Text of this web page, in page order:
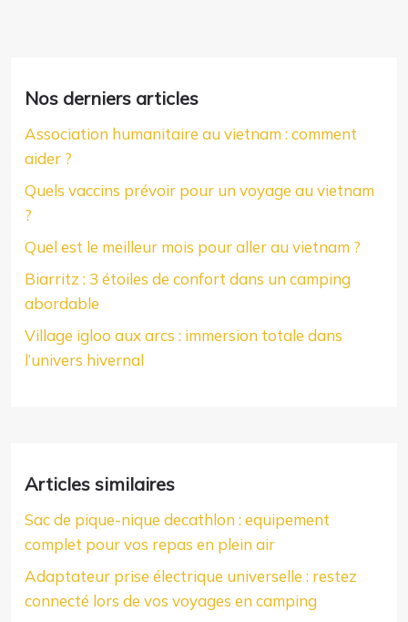
Nos derniers articles
Association humanitaire au vietnam : comment
aider ?
Quels vaccins prévoir pour un voyage au vietnam
?
Quel est le meilleur mois pour aller au vietnam ?
Biarritz : 3 étoiles de confort dans un camping
abordable
Village igloo aux arcs : immersion totale dans
l’univers hivernal
Articles similaires
Sac de pique-nique decathlon : equipement
complet pour vos repas en plein air
Adaptateur prise électrique universelle : restez
connecté lors de vos voyages en camping